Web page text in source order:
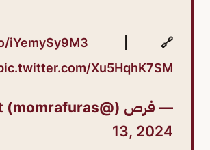
🔗|
iYemySy9M3
Xu5HqhK7SM
— فرص (@momrafuras)
13, 2024